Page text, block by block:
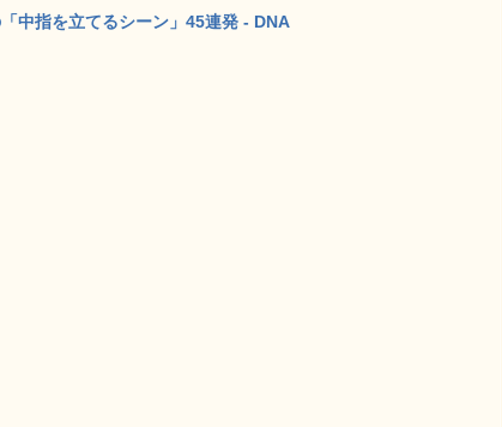
中指を立てるシーン」45連発 - DNA